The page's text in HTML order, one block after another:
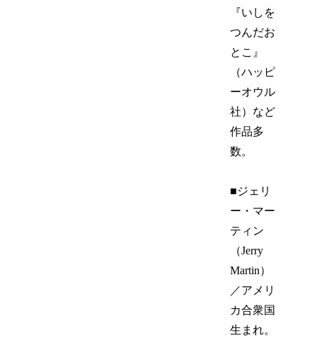
『いしを
つんだお
とこ』
（ハッピ
ーオウル
社）など
作品多
数。
■ジェリ
ー・マー
ティン
（Jerry
Martin）
／アメリ
カ合衆国
生まれ。